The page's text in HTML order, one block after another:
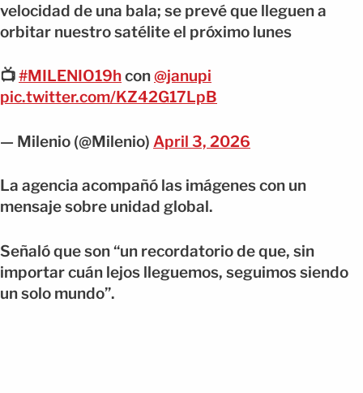
velocidad de una bala; se prevé que lleguen a
orbitar nuestro satélite el próximo lunes
📺#MILENIO19hcon@janupi
pic.twitter.com/KZ42G17LpB
— Milenio (@Milenio) April 3, 2026
La agencia acompañó las imágenes con un
mensaje sobre unidad global.
Señaló que son “un recordatorio de que, sin
importar cuán lejos lleguemos, seguimos siendo
un solo mundo”.